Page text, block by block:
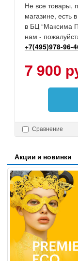
Не все товары,
магазине, есть
в БЦ “Максима
нам -
+7(495)978-96-
7 900
Сравнение
Акции и новинки